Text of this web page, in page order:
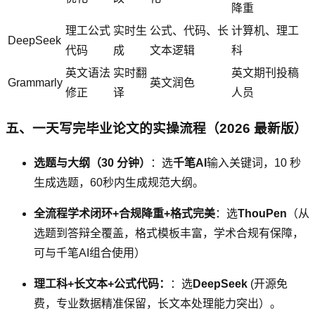
降重
DeepSeek
理工公式
代码
实时生
成
公式、代码、长
文本逻辑
计算机、理工
科
Grammarly
英文语法
修正
实时翻
译
英文润色
英文期刊投稿
人员
五、一天写完毕业论文的实操流程（2026 最新版）
选题与大纲（30 分钟） ：选千笔AI 输入关键词，10 秒
生成选题，60秒内生成规范大纲。
全流程学术闭环+合规降重+格式完美：选ThouPen （从
选题到答辩全覆盖，格式模板丰富，学术合规有保障，
可与千笔AI组合使用）
理工科+长文本+公式代码： ：选DeepSeek (开源免
费，专业数据精准保留，长文本处理能力突出）。